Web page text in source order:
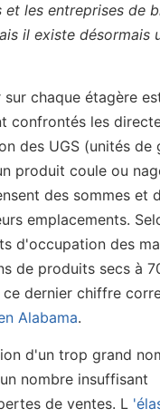
les entreprises de
il existe désormais
chaque étagère
confrontés les
des UGS (unités de
produit coule ou
des sommes et
emplacements.
d'occupation des
de produits secs à
dernier chiffre
Alabama.
d'un trop grand
nombre insuffisant
de ventes. L